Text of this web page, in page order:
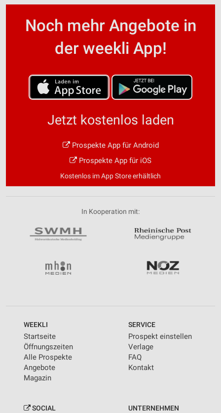
Noch mehr Angebote in
der weekli App!
Jetzt kostenlos laden
Prospekte App für Android
Prospekte App für iOS
Kostenlos im App Store erhältlich
In Kooperation mit:
WEEKLI
Startseite
Öffnungszeiten
Alle Prospekte
Angebote
Magazin
SERVICE
Prospekt einstellen
Verlage
FAQ
Kontakt
SOCIAL UNTERNEHMEN